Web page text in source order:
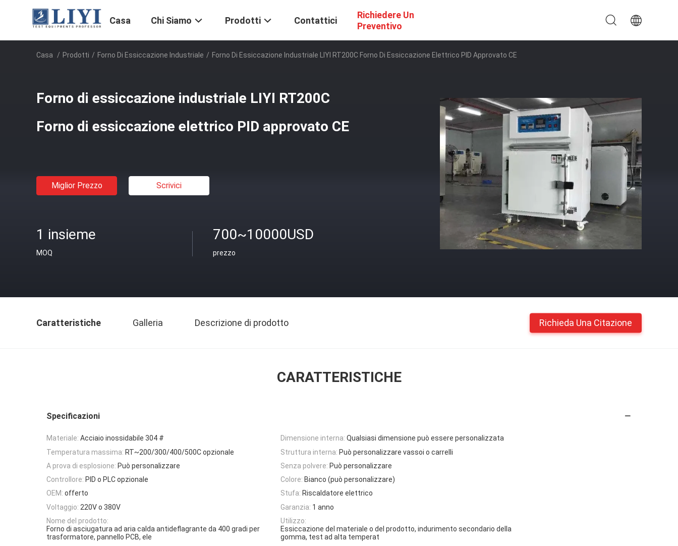
Casa Chi Siamo Prodotti Contattici
Richiedere Un
Preventivo
Casa / Prodotti / Forno Di Essiccazione Industriale / Forno Di Essiccazione Industriale LIYI RT200C Forno Di Essiccazione Elettrico PID Approvato CE
Forno di essiccazione industriale LIYI RT200C
Forno di essiccazione elettrico PID approvato CE
Miglior Prezzo Scrivici
1 insieme
MOQ
700~10000USD
prezzo
Caratteristiche Galleria Descrizione di prodotto Richieda Una Citazione
CARATTERISTICHE
Specificazioni
Materiale: Acciaio inossidabile 304 # Dimensione interna: Qualsiasi dimensione può essere personalizzata
Temperatura massima: RT~200/300/400/500C opzionale Struttura interna: Può personalizzare vassoi o carrelli
A prova di esplosione: Può personalizzare Senza polvere: Può personalizzare
Controllore: PID o PLC opzionale Colore: Bianco (può personalizzare)
OEM: offerto Stufa: Riscaldatore elettrico
Voltaggio: 220V o 380V Garanzia: 1 anno
Nome del prodotto:
Forno di asciugatura ad aria calda antideflagrante da 400 gradi per
trasformatore, pannello PCB, ele
Utilizzo:
Essiccazione del materiale o del prodotto, indurimento secondario della
gomma, test ad alta temperat